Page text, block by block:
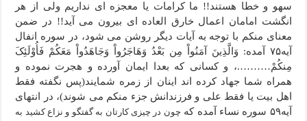
سهو و خطا هستند!! ما کرامات یا معجزه ای نداریم ولی از هر
انگشت امامان اعمال خارق العاده ای بیرون می آید!! در ضمن
معنای منکم با توجه به آیات دیگر روشن می شود، در سوره انفال
آیه۷۵ آمده: وَالَّذِینَ آمَنُواْ مِن بَعْدُ وَهَاجَرُواْ وَجَاهَدُواْ مَعَکُمْ فَأُوْلَئِکَ
مِنکُمْ……….، و کسانی که بعدا ایمان آورده و هجرت نموده و
همراه شما جهاد کرده ‏اند اینان از زمره شمایند(پس نگفته فقط
اهل بیت یا فقط علی و فرزندانش جزء منکم می شوند)، در انتهای
آیه۵۹ سوره نساء آمده که
چون در چیزی کارتان به گفتگو و نزاع کشید به